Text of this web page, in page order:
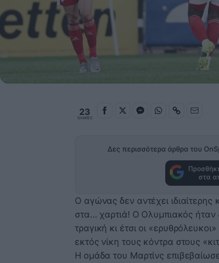
23
SHARES
Δες περισσότερα άρθρα του
στα
Ο αγώνας δεν αντέχει ιδιαίτερης
στα... χαρτιά! Ο Ολυμπιακός
τραγική κι έτσι οι
εκτός νίκη τους κόντρα στους
Η ομάδα του Μαρτίνς